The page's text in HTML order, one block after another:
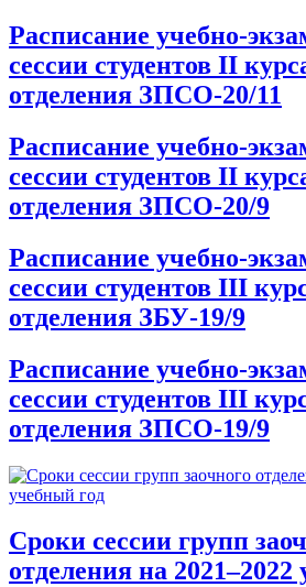
Расписание учебно-
сессии студентов II
отделения ЗПСО-20/11
Расписание учебно-
сессии студентов II
отделения ЗПСО-20/9
Расписание учебно-
сессии студентов III
отделения ЗБУ-19/9
Расписание учебно-
сессии студентов III
отделения ЗПСО-19/9
Сроки сессии групп
отделения на 2021–2022